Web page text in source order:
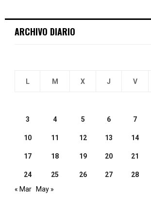
ARCHIVO DIARIO
L M X J V
3 4 5 6 7
10 11 12 13 14
17 18 19 20 21
24 25 26 27 28
« Mar
May »